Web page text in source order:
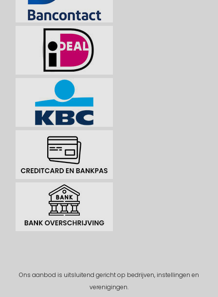
Ons aanbod is uitsluitend gericht op bedrijven, instellingen en
verenigingen.